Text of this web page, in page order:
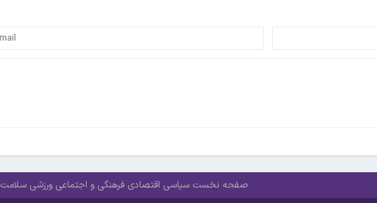
صفحه نخست سیاسی اقتصادی فرهنگی و اجتماعی ورزشی سلامت